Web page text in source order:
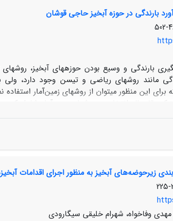
کمترین میانگین دمای شبیه‏سازی شدة آتی می­باشند.
بارندگی در حوزه آبخیز حاجی قوشان
بارندگی و وسیع بودن حوزه‏های آبخیز،
مانند روش‏های ریاضی و تیسن وجود دارد،
حوضه و اطراف آن با طول دوره آماری مشترک 30 ساله انتخاب و
شده و میانگین متحرک وزنی به‌صورت عکس
حاصل نشان داد که برای بارش‏ سالیانه در
ماهانه و سالانه و حداکثر بارندگی 24 ساعته مناسب تشخیص داده
وفاخواه، شهرام خلیقی سیگارودی